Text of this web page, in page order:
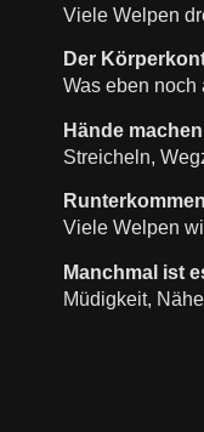
Viele Welpen
Der
Was eben noch
Hände
Streicheln,
Viele Welpen
Manchmal ist
Müdigkeit,